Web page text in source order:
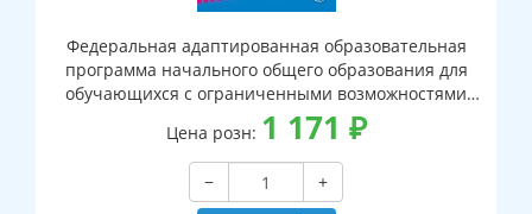
Федеральная адаптированная образовательная
программа начального общего образования для
обучающихся с ограниченными возможностями
здоровья
Цена розн: 1 171 ₽
−
+